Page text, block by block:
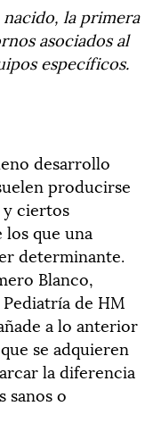
la primera
asociados al
específicos.
desarrollo
producirse
y ciertos
que una
determinante.
Blanco,
de HM
a lo anterior
se adquieren
la diferencia
sanos o